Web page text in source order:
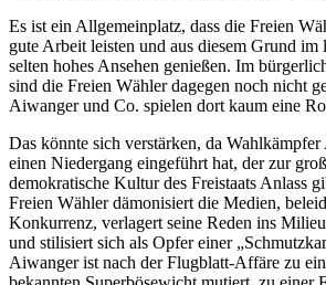
Es ist ein Allgemeinplatz, dass die Freien
gute Arbeit leisten und aus diesem Grund
selten hohes Ansehen genießen. Im
sind die Freien Wähler dagegen noch nicht
Aiwanger und Co. spielen dort kaum eine
Das könnte sich verstärken, da
einen Niedergang eingeführt hat, der zur
demokratische Kultur des Freistaats Anlass
Freien Wähler dämonisiert die Medien,
Konkurrenz, verlagert seine Reden ins
und stilisiert sich als Opfer einer
Aiwanger ist nach der Flugblatt-Affäre zu